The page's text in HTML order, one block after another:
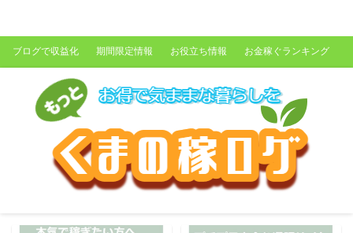
ブログで収益化 期間限定情報 お役立ち情報 お金稼ぐランキング